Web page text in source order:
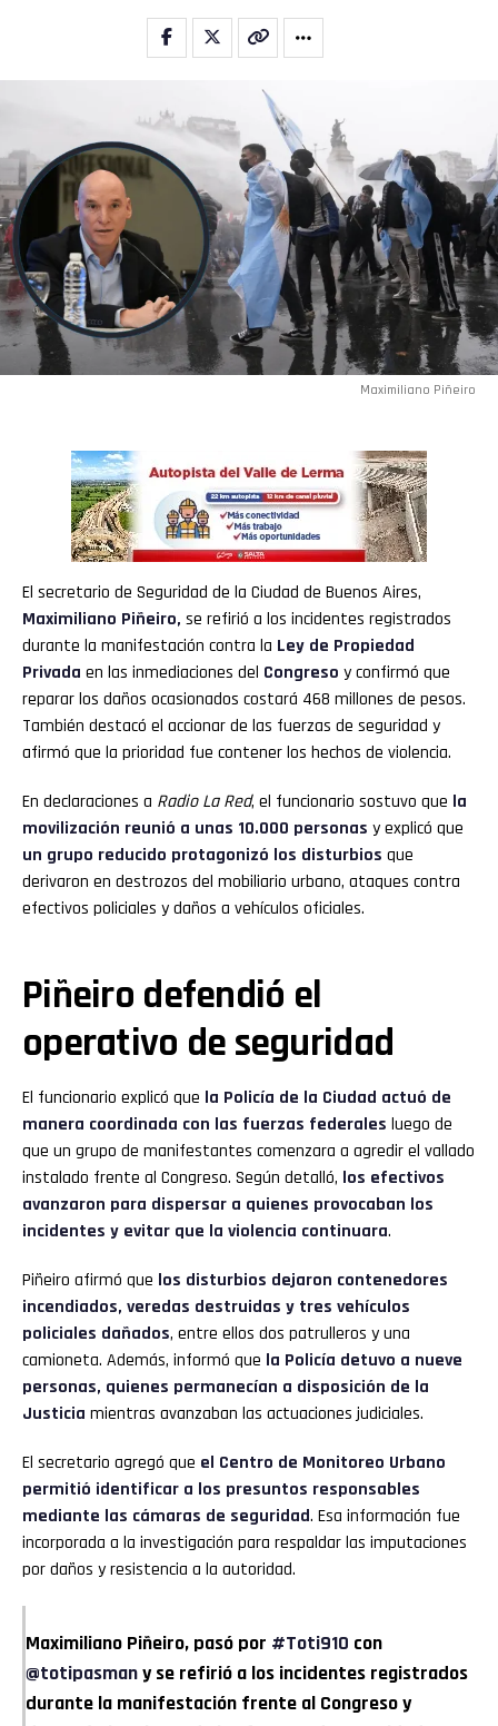
Maximiliano Piñeiro
El secretario de Seguridad de la Ciudad de Buenos Aires,
Maximiliano Piñeiro, se refirió a los incidentes registrados
durante la manifestación contra la Ley de Propiedad
Privada en las inmediaciones del Congreso y confirmó que
reparar los daños ocasionados costará 468 millones de pesos.
También destacó el accionar de las fuerzas de seguridad y
afirmó que la prioridad fue contener los hechos de violencia.
En declaraciones a Radio La Red, el funcionario sostuvo que la
movilización reunió a unas 10.000 personas y explicó que
un grupo reducido protagonizó los disturbios que
derivaron en destrozos del mobiliario urbano, ataques contra
efectivos policiales y daños a vehículos oficiales.
Piñeiro defendió el
operativo de seguridad
El funcionario explicó que la Policía de la Ciudad actuó de
manera coordinada con las fuerzas federales luego de
que un grupo de manifestantes comenzara a agredir el vallado
instalado frente al Congreso. Según detalló, los efectivos
avanzaron para dispersar a quienes provocaban los
incidentes y evitar que la violencia continuara.
Piñeiro afirmó que los disturbios dejaron contenedores
incendiados, veredas destruidas y tres vehículos
policiales dañados, entre ellos dos patrulleros y una
camioneta. Además, informó que la Policía detuvo a nueve
personas, quienes permanecían a disposición de la
Justicia mientras avanzaban las actuaciones judiciales.
El secretario agregó que el Centro de Monitoreo Urbano
permitió identificar a los presuntos responsables
mediante las cámaras de seguridad. Esa información fue
incorporada a la investigación para respaldar las imputaciones
por daños y resistencia a la autoridad.
Maximiliano Piñeiro, pasó por #Toti910 con
@totipasmany se refirió a los incidentes registrados
durante la manifestación frente al Congreso y